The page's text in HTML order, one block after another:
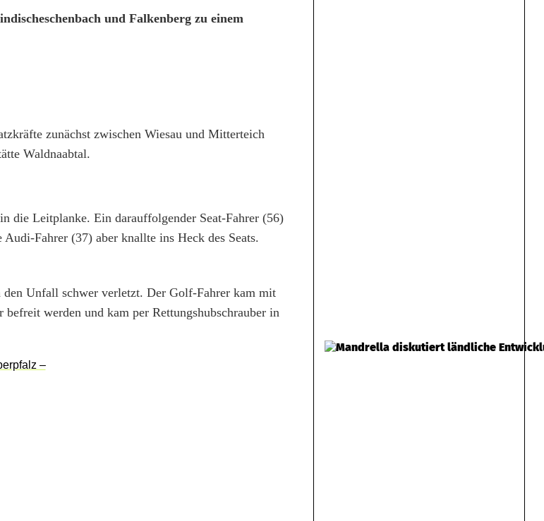
und Falkenberg zu einem
zunächst zwischen Wiesau und Mitterteich
Waldnaabtal.
die Leitplanke. Ein darauffolgender Seat-Fahrer (56)
Fahrer (37) aber knallte ins Heck des Seats.
Unfall schwer verletzt. Der Golf-Fahrer kam mit
werden und kam per Rettungshubschrauber in